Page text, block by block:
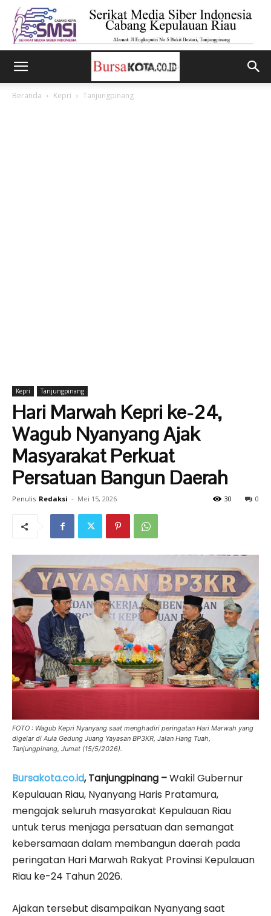
Beranda Kepri Tanjungpinang
Kepri Tanjungpinang
Hari Marwah Kepri ke-24,
Wagub Nyanyang Ajak
Masyarakat Perkuat
Persatuan Bangun Daerah
Penulis Redaksi - Mei 15, 2026 0
30
FOTO : Wagub Kepri Nyanyang saat menghadiri peringatan Hari Marwah yang
digelar di Aula Gedung Juang Yayasan BP3KR, Jalan Hang Tuah,
Tanjungpinang, Jumat (15/5/2026).
Bursakota.co.id, Tanjungpinang –Wakil Gubernur
Kepulauan Riau, Nyanyang Haris Pratamura,
mengajak seluruh masyarakat Kepulauan Riau
untuk terus menjaga persatuan dan semangat
kebersamaan dalam membangun daerah pada
peringatan Hari Marwah Rakyat Provinsi Kepulauan
Riau ke-24 Tahun 2026.
Ajakan tersebut disampaikan Nyanyang saat